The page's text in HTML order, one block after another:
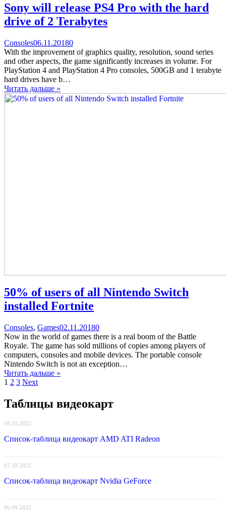
Sony will release PS4 Pro with the hard
drive of 2 Terabytes
Categories
ConsolesPosted
on
06.11.20180comments
on
Sony
will
Pro
With the improvement of graphics quality, resolution, sound series
and other aspects, the game significantly increases in volume. For
PlayStation 4 and PlayStation 4 Pro consoles, 500GB and 1 terabyte
hard drives have b…
Читать дальше »
50% of users of all Nintendo Switch
installed Fortnite
Categories
Consoles, GamesPosted
on
02.11.20180comments
on
50%
of
users
installed
Now in the world of games there is a real boom of the Battle
Royale. The game has sold millions of copies among players of
computers, consoles and mobile devices. The portable console
Nintendo Switch is not an exception…
Читать дальше »
Навигация
по
записям
Page
1 Page
2 Page
3 Next
Таблицы видеокарт
10.10.2022
Список-таблица видеокарт AMD ATI Radeon
07.10.2022
Список-таблица видеокарт Nvidia GeForce
06.09.2022